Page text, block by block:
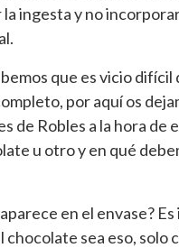
ingesta y no
que es vicio difícil
por aquí os
de Robles a la hora de
u otroy en qué
en el envase?
sea eso, solo